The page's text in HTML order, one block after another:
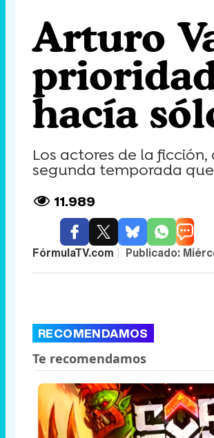
Arturo
hacía
Los actores de la
segunda temporada
11.989
FórmulaTV.com | Publicado:
RECOMENDAMOS